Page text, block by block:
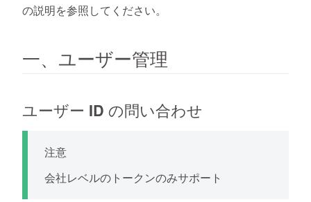
の説明を参照してください。
一、ユーザー管理
ユーザー ID の問い合わせ
注意
会社レベルのトークンのみサポート